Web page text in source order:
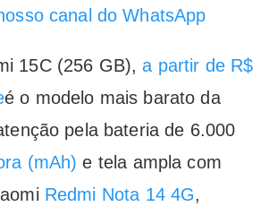
canal do WhatsApp
15C (256 GB),a partir de R$
é o modelo mais barato da
pela bateria de 6.000
(mAh) e tela ampla com
Redmi Nota 14 4G,